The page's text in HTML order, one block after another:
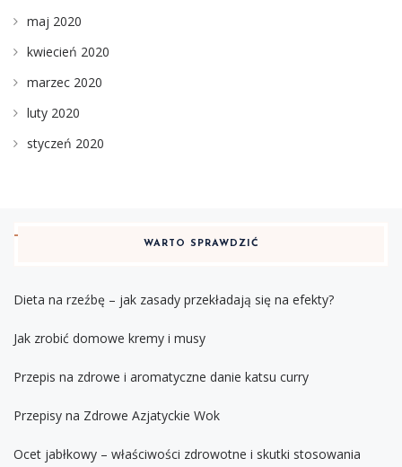
maj 2020
kwiecień 2020
marzec 2020
luty 2020
styczeń 2020
WARTO SPRAWDZIĆ
Dieta na rzeźbę – jak zasady przekładają się na efekty?
Jak zrobić domowe kremy i musy
Przepis na zdrowe i aromatyczne danie katsu curry
Przepisy na Zdrowe Azjatyckie Wok
Ocet jabłkowy – właściwości zdrowotne i skutki stosowania